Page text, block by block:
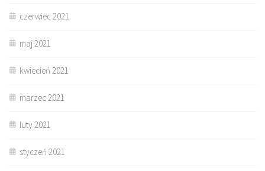
czerwiec 2021
maj 2021
kwiecień 2021
marzec 2021
luty 2021
styczeń 2021